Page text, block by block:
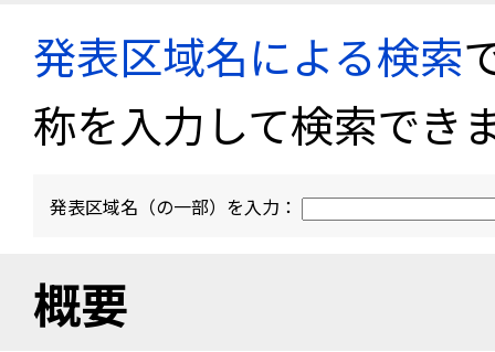
発表区域名による検索
称を入力して検索でき
発表区域名（の一部）を入力：
概要